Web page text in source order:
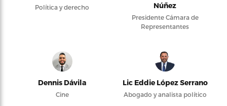
Política y derecho
Núñez
Presidente Cámara de
Representantes
Dennis Dávila
Cine
Lic Eddie López Serrano
Abogado y analista político